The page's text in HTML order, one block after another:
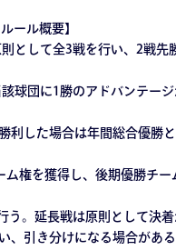
ール概要】
として全3戦を行い、2戦先
球団に1勝のアドバンテー
利した場合は年間総合優勝
権を獲得し、後期優勝チー
う。延長戦は原則として決
、引き分けになる場合がある